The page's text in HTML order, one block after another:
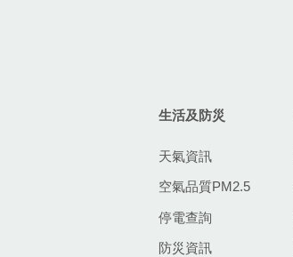
生活及防災
天氣資訊
空氣品質PM2.5
停電查詢
防災資訊